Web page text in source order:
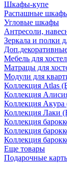
Шкафы-купе
Распашные
Угловые шкафы
Антресоли,
Зеркала и полки
Мебель для
Матрацы для
Модули для
Коллекция Atlas
Коллекция
Коллекция Акура
Коллекция Лаки
Коллекция
Коллекция
Коллекция
Еще товары
Подарочные